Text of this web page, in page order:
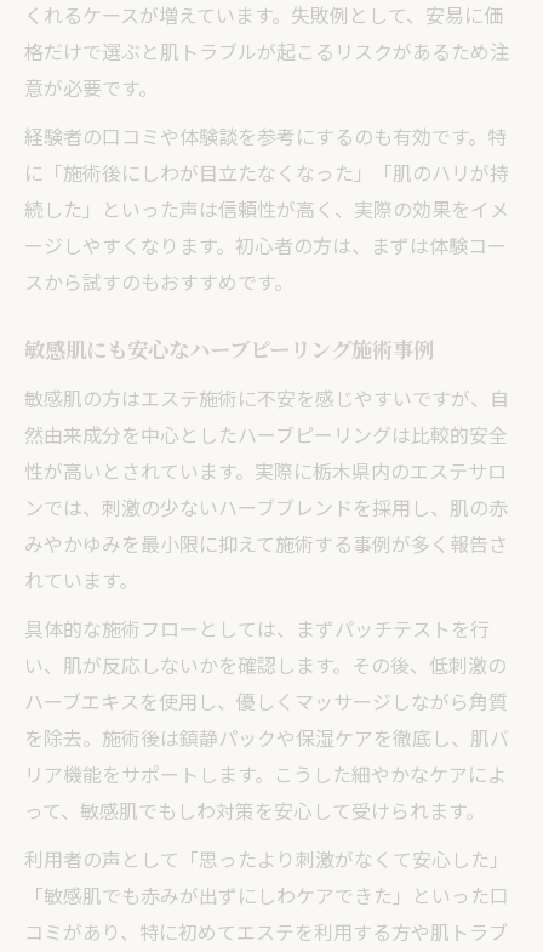
くれるケースが増えています。失敗例として、安易に価
格だけで選ぶと肌トラブルが起こるリスクがあるため注
意が必要です。
経験者の口コミや体験談を参考にするのも有効です。特
に「施術後にしわが目立たなくなった」「肌のハリが持
続した」といった声は信頼性が高く、実際の効果をイメ
ージしやすくなります。初心者の方は、まずは体験コー
スから試すのもおすすめです。
敏感肌にも安心なハーブピーリング施術事例
敏感肌の方はエステ施術に不安を感じやすいですが、自
然由来成分を中心としたハーブピーリングは比較的安全
性が高いとされています。実際に栃木県内のエステサロ
ンでは、刺激の少ないハーブブレンドを採用し、肌の赤
みやかゆみを最小限に抑えて施術する事例が多く報告さ
れています。
具体的な施術フローとしては、まずパッチテストを行
い、肌が反応しないかを確認します。その後、低刺激の
ハーブエキスを使用し、優しくマッサージしながら角質
を除去。施術後は鎮静パックや保湿ケアを徹底し、肌バ
リア機能をサポートします。こうした細やかなケアによ
って、敏感肌でもしわ対策を安心して受けられます。
利用者の声として「思ったより刺激がなくて安心した」
「敏感肌でも赤みが出ずにしわケアできた」といった口
コミがあり、特に初めてエステを利用する方や肌トラブ